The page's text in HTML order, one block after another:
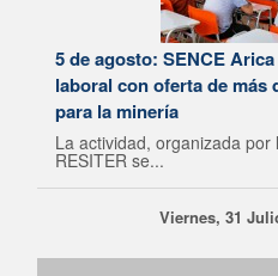
5 de agosto: SENCE
laboral con oferta de más
para la minería
La actividad, organizada
RESITER se...
Viernes, 31